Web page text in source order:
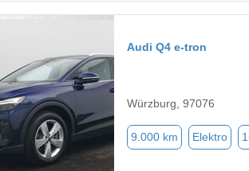
Audi Q4 e-tron
Würzburg, 97076
9.000 km Elektro